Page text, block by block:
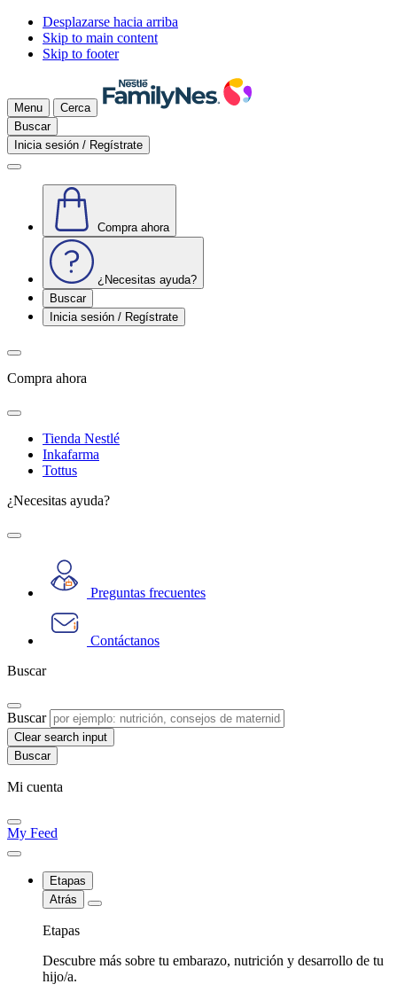
Desplazarse hacia arriba
Skip to main content
Skip to footer
Menu
Cerca
Buscar
Inicia sesión / Regístrate
Compra ahora
¿Necesitas ayuda?
Buscar
Inicia sesión / Regístrate
Compra ahora
Tienda Nestlé
Inkafarma
Tottus
¿Necesitas ayuda?
Preguntas frecuentes
Contáctanos
Buscar
Buscar
Clear search input
Mi cuenta
My Feed
Etapas
Atrás
Etapas
Descubre más sobre tu embarazo, nutrición y desarrollo de tu
hijo/a.